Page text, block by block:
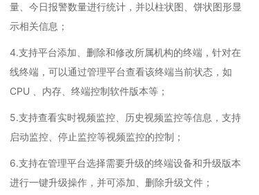
量、今日报警数量进行统计，并以柱状图、饼状图形显
示相关信息；
4.支持平台添加、删除和修改所属机构的终端，针对在
线终端，可以通过管理平台查看该终端当前状态，如
CPU 、内存、终端控制软件版本等；
5.支持查看实时视频监控、历史视频监控等信息，支持
启动监控、停止监控等视频监控的控制；
6.支持在管理平台选择需要升级的终端设备和升级版本
进行一键升级操作，并可添加、删除升级文件；